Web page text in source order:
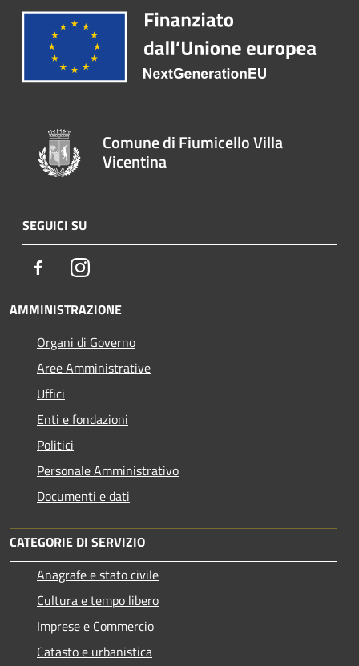
Comune di Fiumicello Villa
Vicentina
SEGUICI SU
FacebookInstagram
AMMINISTRAZIONE
Organi di Governo
Aree Amministrative
Uffici
Enti e fondazioni
Politici
Personale Amministrativo
Documenti e dati
CATEGORIE DI SERVIZIO
Anagrafe e stato civile
Cultura e tempo libero
Imprese e Commercio
Catasto e urbanistica